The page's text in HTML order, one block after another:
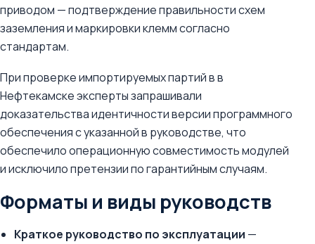
приводом — подтверждение правильности схем
заземления и маркировки клемм согласно
стандартам.
При проверке импортируемых партий в в
Нефтекамске эксперты запрашивали
доказательства идентичности версии программного
обеспечения с указанной в руководстве, что
обеспечило операционную совместимость модулей
и исключило претензии по гарантийным случаям.
Форматы и виды руководств
Краткое руководство по эксплуатации —